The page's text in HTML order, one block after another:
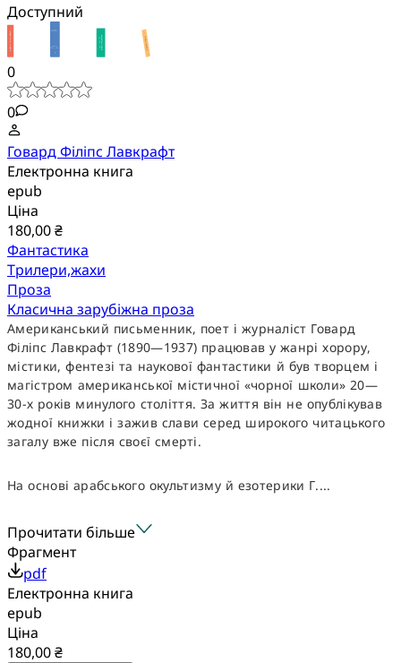
Доступний
0
0
Говард Філіпс Лавкрафт
Електронна книга
epub
Ціна
180,00 ₴
Фантастика
Трилери,жахи
Проза
Класична зарубіжна проза
Американський письменник, поет і журналіст Говард
Філіпс Лавкрафт (1890—1937) працював у жанрі хорору,
містики, фентезі та наукової фантастики й був творцем і
магістром американської містичної «чорної школи» 20—
30-х років минулого століття. За життя він не опублікував
жодної книжки і зажив слави серед широкого читацького
загалу вже після своєї смерті.
На основі арабського окультизму й езотерики Г....
Прочитати більше
Фрагмент
pdf
Електронна книга
epub
Ціна
180,00 ₴